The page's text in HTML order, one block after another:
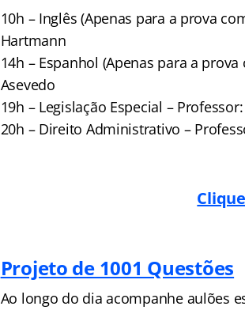
10h – Inglês (Apenas para a prova
Hartmann
14h – Espanhol (Apenas para a
Asevedo
19h – Legislação Especial –
20h – Direito Administrativo –
Projeto de 1001 Questões
Ao longo do dia acompanhe aulões